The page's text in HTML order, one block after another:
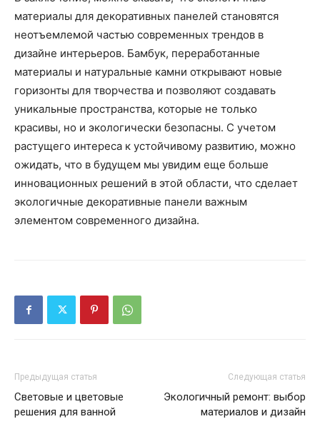
материалы для декоративных панелей становятся
неотъемлемой частью современных трендов в
дизайне интерьеров. Бамбук, переработанные
материалы и натуральные камни открывают новые
горизонты для творчества и позволяют создавать
уникальные пространства, которые не только
красивы, но и экологически безопасны. С учетом
растущего интереса к устойчивому развитию, можно
ожидать, что в будущем мы увидим еще больше
инновационных решений в этой области, что сделает
экологичные декоративные панели важным
элементом современного дизайна.
Предыдущая статья
Световые и цветовые
решения для ванной
Следующая статья
Экологичный ремонт: выбор
материалов и дизайн